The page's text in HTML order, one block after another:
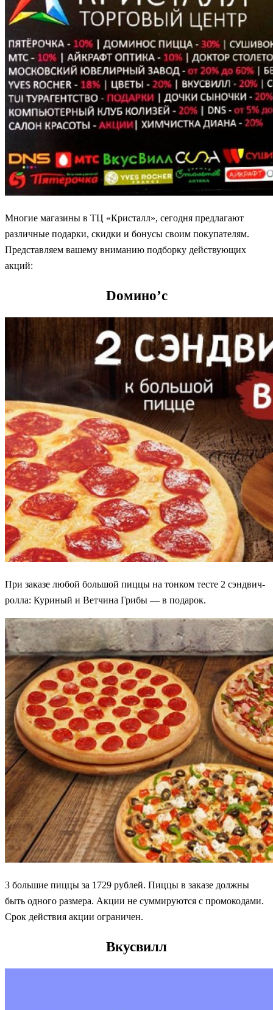
Многие магазины в ТЦ «Кристалл», сегодня предлагают
различные подарки, скидки и бонусы своим покупателям.
Представляем вашему вниманию подборку действующих
акций:
Dомино’с
При заказе любой большой пиццы на тонком тесте 2 сэндвич-
ролла: Куриный и Ветчина Грибы — в подарок.
3 большие пиццы за 1729 рублей. Пиццы в заказе должны
быть одного размера. Акции не суммируются с промокодами.
Срок действия акции ограничен.
Вкусвилл